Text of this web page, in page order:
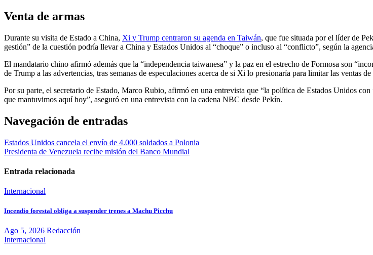
Venta de armas
Durante su visita de Estado a China, Xi y Trump centraron su agenda en Taiwán, que fue situada por el líder de
gestión” de la cuestión podría llevar a China y Estados Unidos al “choque” o incluso al “conflicto”, según la
El mandatario chino afirmó además que la “independencia taiwanesa” y la paz en el estrecho de Formosa son
de Trump a las advertencias, tras semanas de especulaciones acerca de si Xi lo presionaría para limitar las ventas
Por su parte, el secretario de Estado, Marco Rubio, afirmó en una entrevista que “la política de Estados Unidos
que mantuvimos aquí hoy”, aseguró en una entrevista con la cadena NBC desde Pekín.
Navegación de entradas
Estados Unidos cancela el envío de 4.000 soldados a Polonia
Presidenta de Venezuela recibe misión del Banco Mundial
Entrada relacionada
Internacional
Incendio forestal obliga a suspender trenes a Machu Picchu
Ago 5, 2026 Redacción
Internacional